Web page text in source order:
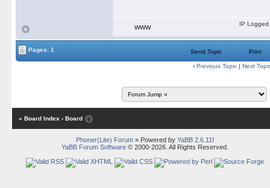
WWW
IP Logged
Pages: 1 Send Topic Print
‹ Previous Topic | Next
« Board Index ‹ Board
Phoner(Lite) Forum» Powered by YaBB 2.6.11 !
YaBB Forum Software© 2000-2026. All Rights Reserved.